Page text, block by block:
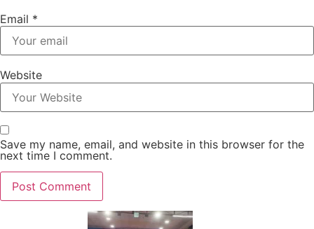
Email *
Website
Save my name, email, and website in this browser for the
next time I comment.